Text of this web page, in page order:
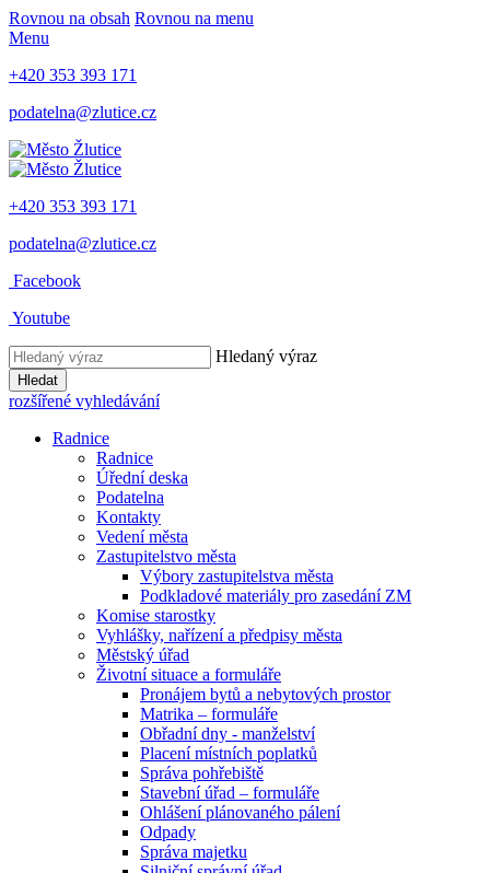
Rovnou na obsah Rovnou na menu
Menu
+420 353 393 171
podatelna@zlutice.cz
+420 353 393 171
podatelna@zlutice.cz
Facebook
Youtube
Hledaný výraz
Hledat
rozšířené vyhledávání
Radnice
Radnice
Úřední deska
Podatelna
Kontakty
Vedení města
Zastupitelstvo města
Výbory zastupitelstva města
Podkladové materiály pro zasedání ZM
Komise starostky
Vyhlášky, nařízení a předpisy města
Městský úřad
Životní situace a formuláře
Pronájem bytů a nebytových prostor
Matrika – formuláře
Obřadní dny - manželství
Placení místních poplatků
Správa pohřebiště
Stavební úřad – formuláře
Ohlášení plánovaného pálení
Odpady
Správa majetku